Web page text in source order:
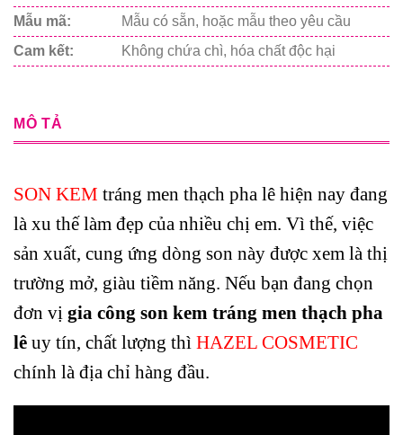
Mẫu mã:
Mẫu có sẵn, hoặc mẫu theo yêu cầu
Cam kết:
Không chứa chì, hóa chất độc hại
MÔ TẢ
SON KEM tráng men thạch pha lê hiện nay đang
là xu thế làm đẹp của nhiều chị em. Vì thế, việc
sản xuất, cung ứng dòng son này được xem là thị
trường mở, giàu tiềm năng. Nếu bạn đang chọn
đơn vị gia công son kem tráng men thạch pha
lê uy tín, chất lượng thì HAZEL COSMETIC
chính là địa chỉ hàng đầu.